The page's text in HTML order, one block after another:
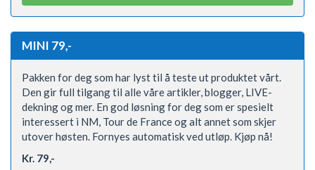
MINI 79,-
Pakken for deg som har lyst til å teste ut produktet vårt.
Den gir full tilgang til alle våre artikler, blogger, LIVE-
dekning og mer. En god løsning for deg som er spesielt
interessert i NM, Tour de France og alt annet som skjer
utover høsten. Fornyes automatisk ved utløp. Kjøp nå!
Kr. 79,-